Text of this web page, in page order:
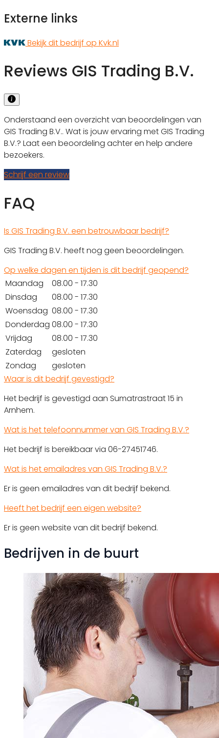
Externe links
Bekijk dit bedrijf op Kvk.nl
Reviews GIS Trading B.V.
Onderstaand een overzicht van beoordelingen van
GIS Trading B.V.. Wat is jouw ervaring met GIS Trading
B.V.? Laat een beoordeling achter en help andere
bezoekers.
Schrijf een review
FAQ
Is GIS Trading B.V. een betrouwbaar bedrijf?
GIS Trading B.V. heeft nog geen beoordelingen.
Op welke dagen en tijden is dit bedrijf geopend?
Maandag
08.00 - 17.30
Dinsdag
08.00 - 17.30
Woensdag 08.00 - 17.30
Donderdag 08.00 - 17.30
Vrijdag
08.00 - 17.30
Zaterdag
gesloten
Zondag
gesloten
Waar is dit bedrijf gevestigd?
Het bedrijf is gevestigd aan Sumatrastraat 15 in
Arnhem.
Wat is het telefoonnummer van GIS Trading B.V.?
Het bedrijf is bereikbaar via 06-27451746.
Wat is het emailadres van GIS Trading B.V.?
Er is geen emailadres van dit bedrijf bekend.
Heeft het bedrijf een eigen website?
Er is geen website van dit bedrijf bekend.
Bedrijven in de buurt